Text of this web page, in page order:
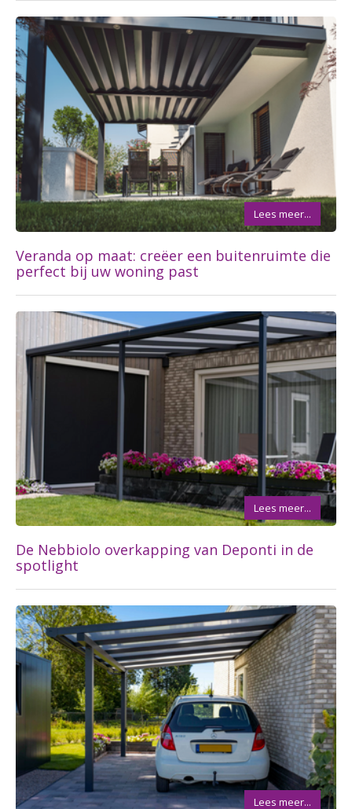
Veranda op maat: creëer een buitenruimte die
perfect bij uw woning past
Lees meer...
De Nebbiolo overkapping van Deponti in de
spotlight
Lees meer...
Lees meer...